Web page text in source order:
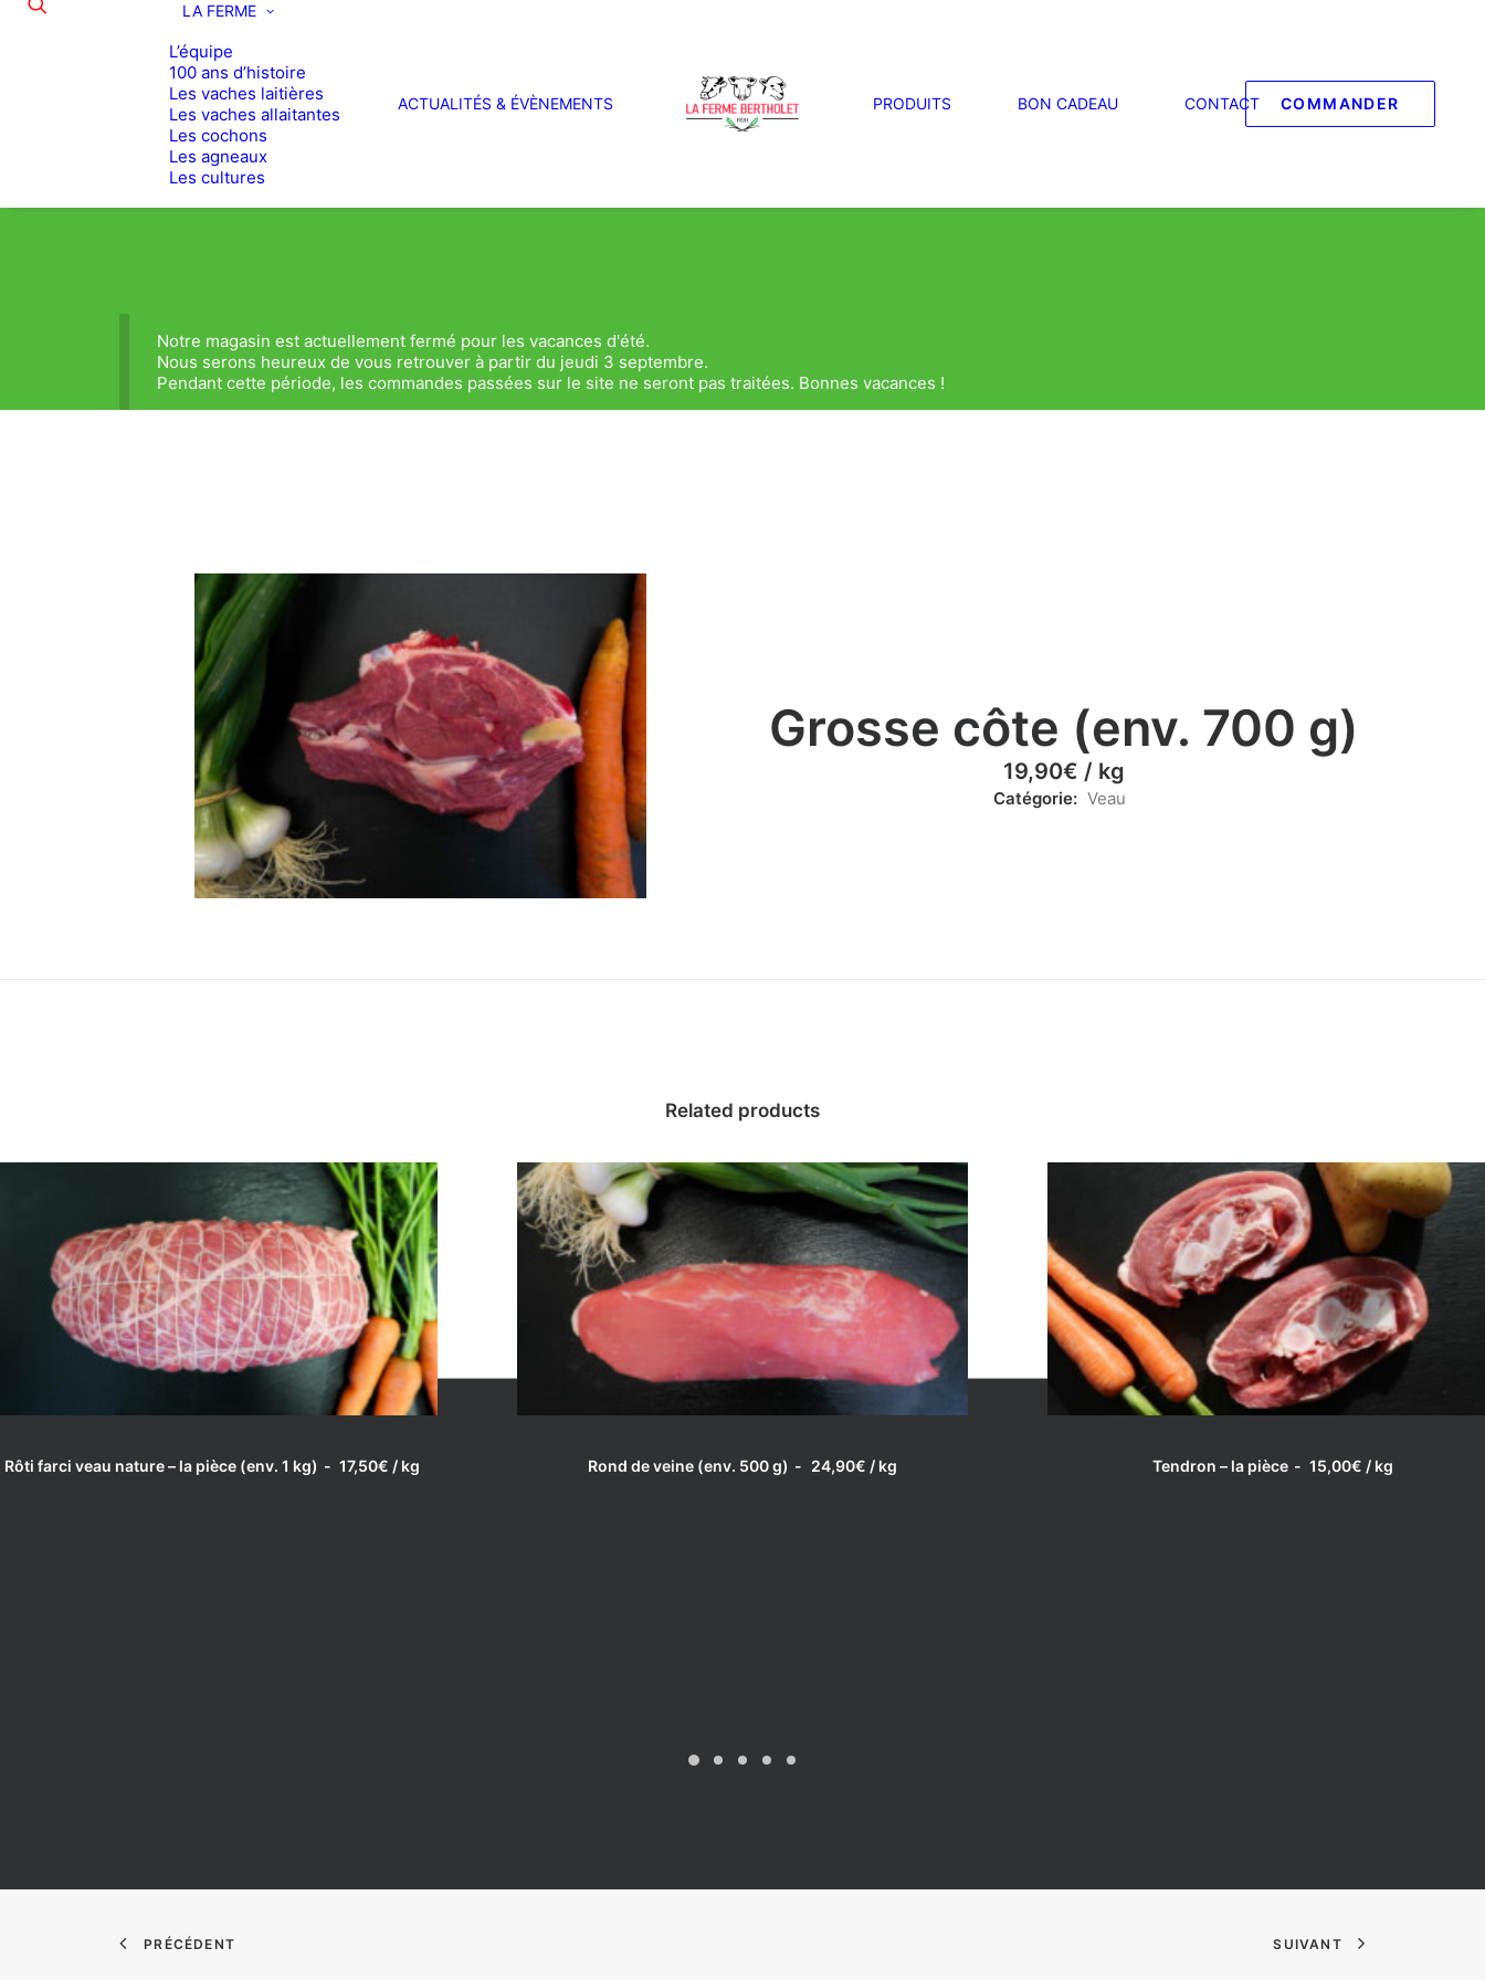
COMMANDER
LA FERME
L’équipe
100 ans d’histoire
Les vaches laitières
Les vaches allaitantes
Les cochons
Les agneaux
Les cultures
ACTUALITÉS & ÉVÈNEMENTS PRODUITS BON CADEAU CONTACT
Notre magasin est actuellement fermé pour les vacances d'été.
Nous serons heureux de vous retrouver à partir du jeudi 3 septembre.
Pendant cette période, les commandes passées sur le site ne seront pas traitées. Bonnes vacances !
Grosse côte (env. 700 g)
19,90€ / kg
Catégorie: Veau
Related products
LIRE LA SUITE
Rôti farci veau nature – la pièce (env. 1 kg) 17,50€ / kg LIRE LA SUITE
Rond de veine (env. 500 g) 24,90€ / kg LIRE LA SUITE
Tendron – la pièce 15,00€ / kg
PRÉCÉDENT SUIVANT